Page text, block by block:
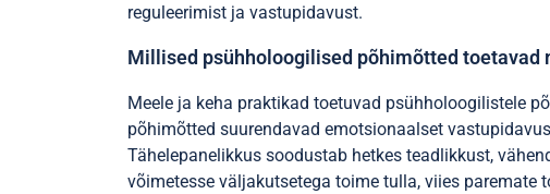
reguleerimist ja vastupidavust.
Millised psühholoogilised põhimõtted toetavad
Meele ja keha praktikad toetuvad psühholoogilistele
põhimõtted suurendavad emotsionaalset
Tähelepanelikkus soodustab hetkes teadlikkust,
võimetesse väljakutsetega toime tulla, viies